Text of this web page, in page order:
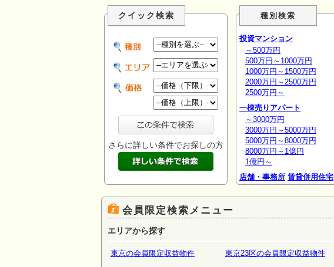
クイック検索
さらに詳しい条件でお探しの方
種別検索
投資マンション
～500万円
500万円～1000万円
1000万円～1500万円
2000万円～2500万円
2500万円～
一棟売りアパート
～3000万円
3000万円～5000万円
5000万円～8000万円
8000万円～1億円
1億円～
店舗・事務所 賃貸併用住宅
会員限定検索メニュー
エリアから探す
東京の会員限定収益物件 東京23区の会員限定収益物件